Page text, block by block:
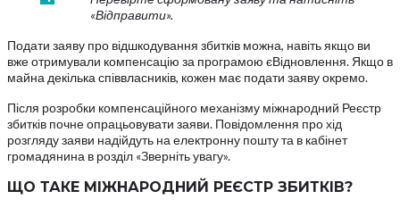
«Відправити».
Подати заяву про відшкодування збитків можна, навіть якщо ви
вже отримували компенсацію за програмою єВідновлення. Якщо в
майна декілька співвласників, кожен має подати заяву окремо.
Після розробки компенсаційного механізму міжнародний Реєстр
збитків почне опрацьовувати заяви. Повідомлення про хід
розгляду заяви надійдуть на електронну пошту та в кабінет
громадянина в розділ «Зверніть увагу».
ЩО ТАКЕ МІЖНАРОДНИЙ РЕЄСТР ЗБИТКІВ?